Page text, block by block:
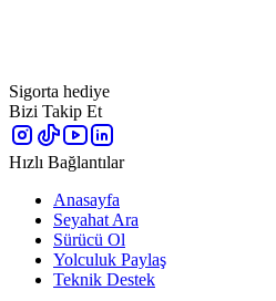
Sigorta hediye
Bizi Takip Et
Hızlı Bağlantılar
Anasayfa
Seyahat Ara
Sürücü Ol
Yolculuk Paylaş
Teknik Destek